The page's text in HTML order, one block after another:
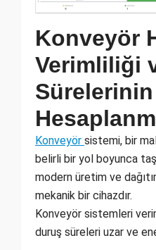
Konveyör
Verimliliği
Sürelerinin
Konveyör sistemi, bir
belirli bir yol boyunca
modern üretim ve
mekanik bir cihazdır.
Konveyör sistemleri
duruş süreleri uzar ve